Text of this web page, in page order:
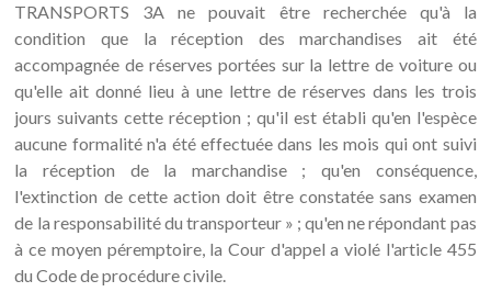
TRANSPORTS 3A ne pouvait être recherchée qu'à la
condition que la réception des marchandises ait été
accompagnée de réserves portées sur la lettre de voiture ou
qu'elle ait donné lieu à une lettre de réserves dans les trois
jours suivants cette réception ; qu'il est établi qu'en l'espèce
aucune formalité n'a été effectuée dans les mois qui ont suivi
la réception de la marchandise ; qu'en conséquence,
l'extinction de cette action doit être constatée sans examen
de la responsabilité du transporteur » ; qu'en ne répondant pas
à ce moyen péremptoire, la Cour d'appel a violé l'article 455
du Code de procédure civile.